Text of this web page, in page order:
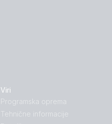
Viri
Programska oprema
Tehnične informacije